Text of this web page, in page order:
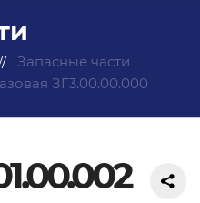
Запасные части
ЗГ3.00.00.000